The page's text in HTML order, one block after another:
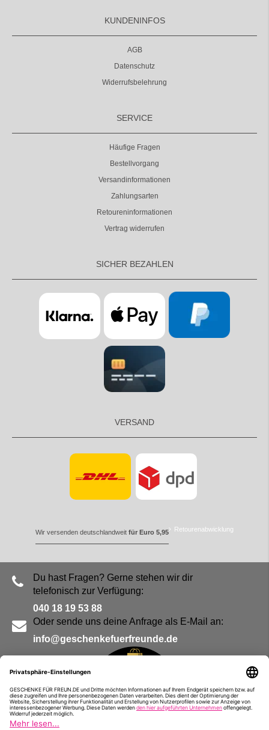
KUNDENINFOS
AGB
Datenschutz
Widerrufsbelehrung
SERVICE
Häufige Fragen
Bestellvorgang
Versandinformationen
Zahlungsarten
Retoureninformationen
Vertrag widerrufen
SICHER BEZAHLEN
VERSAND
Wir versenden deutschlandweit für Euro 5,95 Retourenabwicklung
Du hast Fragen? Gerne stehen wir dir
telefonisch zur Verfügung:
040 18 19 53 88
Oder sende uns deine Anfrage als E-Mail an:
info@geschenkefuerfreunde.de